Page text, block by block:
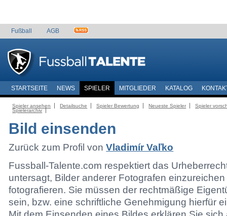
Fußball AGB
STARTSEITE NEWS SPIELER MITGLIEDER KATALOG
Spieler ansehen Detailsuche Spieler Bewertung Neueste Spieler
Spieler
Spielerarchiv
Bild einsenden
Zurück zum Profil vonVladimír Vaľko
Fussball-Talente.com respektiert das
untersagt, Bilder anderer Fotografen
fotografieren. Sie müssen der rechtmäßige
sein, bzw. eine schriftliche Genehmigung hierfür